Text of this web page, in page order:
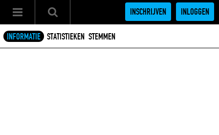
INSCHRIJVEN INLOGGEN
INFORMATIE STATISTIEKEN STEMMEN